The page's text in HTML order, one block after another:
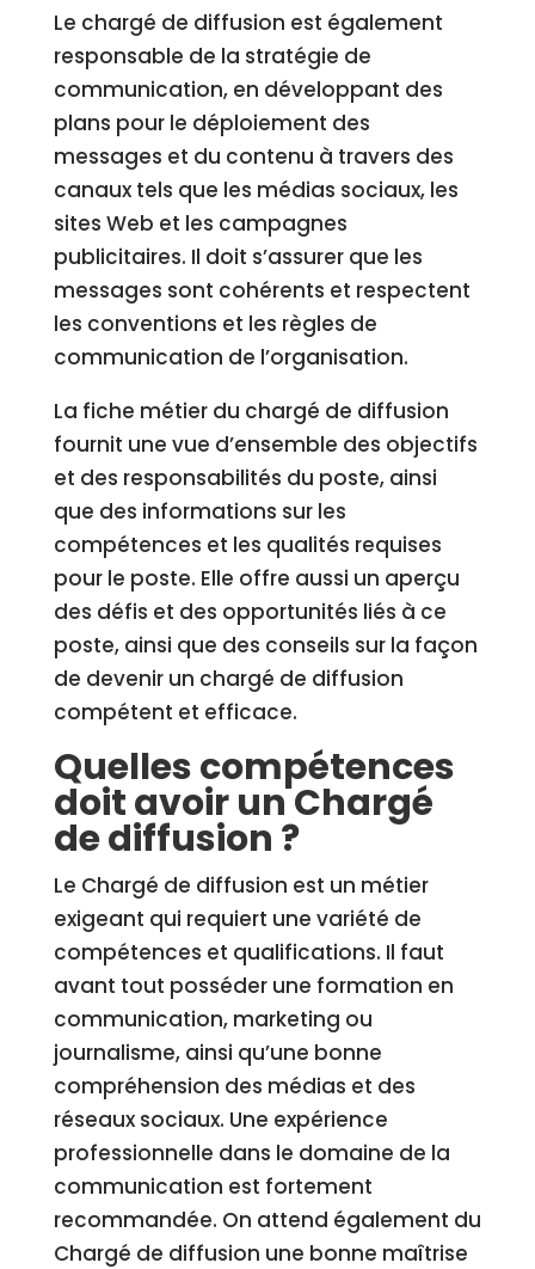
Le chargé de diffusion est également
responsable de la stratégie de
communication, en développant des
plans pour le déploiement des
messages et du contenu à travers des
canaux tels que les médias sociaux, les
sites Web et les campagnes
publicitaires. Il doit s’assurer que les
messages sont cohérents et respectent
les conventions et les règles de
communication de l’organisation.
La fiche métier du chargé de diffusion
fournit une vue d’ensemble des objectifs
et des responsabilités du poste, ainsi
que des informations sur les
compétences et les qualités requises
pour le poste. Elle offre aussi un aperçu
des défis et des opportunités liés à ce
poste, ainsi que des conseils sur la façon
de devenir un chargé de diffusion
compétent et efficace.
Quelles compétences
doit avoir un Chargé
de diffusion ?
Le Chargé de diffusion est un métier
exigeant qui requiert une variété de
compétences et qualifications. Il faut
avant tout posséder une formation en
communication, marketing ou
journalisme, ainsi qu’une bonne
compréhension des médias et des
réseaux sociaux. Une expérience
professionnelle dans le domaine de la
communication est fortement
recommandée. On attend également du
Chargé de diffusion une bonne maîtrise